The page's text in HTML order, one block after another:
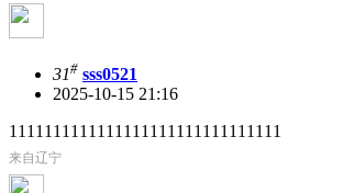
31# sss0521
2025-10-15 21:16
1111111111111111111111111111111
来自辽宁